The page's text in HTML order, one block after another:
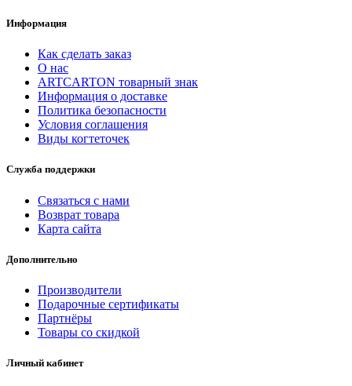
Информация
Как сделать заказ
О нас
ARTCARTON товарный знак
Информация о доставке
Политика безопасности
Условия соглашения
Виды когтеточек
Служба поддержки
Связаться с нами
Возврат товара
Карта сайта
Дополнительно
Производители
Подарочные сертификаты
Партнёры
Товары со скидкой
Личный кабинет